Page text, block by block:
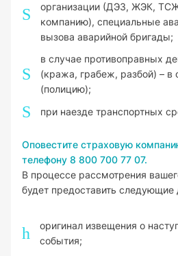
организации (ДЭЗ, ЖЭК,
компанию), специальные
вызова аварийной бригады;
в случае противоправных
(кража, грабеж, разбой) – в
(полицию);
при наезде транспортных
Оповестите страховую
телефону 8 800 700 77 07.
В процессе рассмотрения
будет предоставить следующие
оригинал извещения о
события;